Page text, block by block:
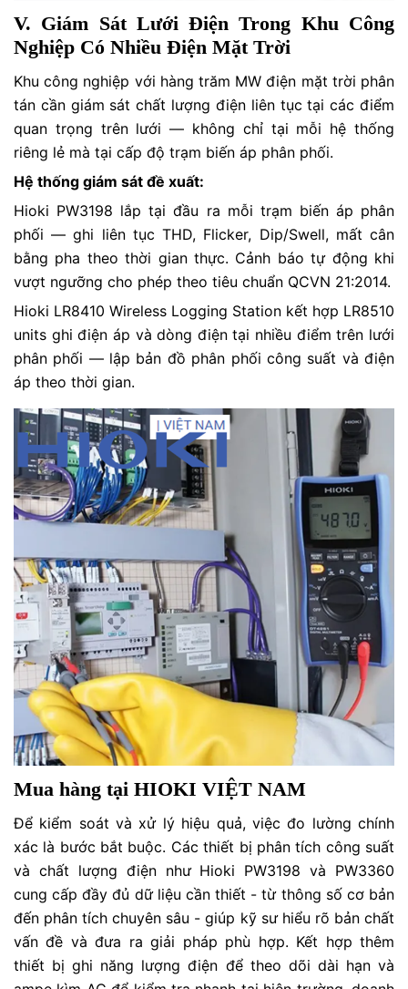
V. Giám Sát Lưới Điện Trong Khu Công
Nghiệp Có Nhiều Điện Mặt Trời
Khu công nghiệp với hàng trăm MW điện mặt trời phân
tán cần giám sát chất lượng điện liên tục tại các điểm
quan trọng trên lưới — không chỉ tại mỗi hệ thống
riêng lẻ mà tại cấp độ trạm biến áp phân phối.
Hệ thống giám sát đề xuất:
Hioki PW3198 lắp tại đầu ra mỗi trạm biến áp phân
phối — ghi liên tục THD, Flicker, Dip/Swell, mất cân
bằng pha theo thời gian thực. Cảnh báo tự động khi
vượt ngưỡng cho phép theo tiêu chuẩn QCVN 21:2014.
Hioki LR8410 Wireless Logging Station kết hợp LR8510
units ghi điện áp và dòng điện tại nhiều điểm trên lưới
phân phối — lập bản đồ phân phối công suất và điện
áp theo thời gian.
Mua hàng tại HIOKI VIỆT NAM
Để kiểm soát và xử lý hiệu quả, việc đo lường chính
xác là bước bắt buộc. Các thiết bị phân tích công suất
và chất lượng điện như Hioki PW3198 và PW3360
cung cấp đầy đủ dữ liệu cần thiết - từ thông số cơ bản
đến phân tích chuyên sâu - giúp kỹ sư hiểu rõ bản chất
vấn đề và đưa ra giải pháp phù hợp. Kết hợp thêm
thiết bị ghi năng lượng điện để theo dõi dài hạn và